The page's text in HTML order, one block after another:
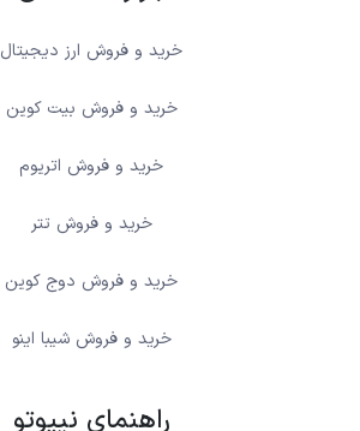
خرید و فروش ارز دیجیتال
خرید و فروش بیت کوین
خرید و فروش اتریوم
خرید و فروش تتر
خرید و فروش دوج کوین
خرید و فروش شیبا اینو
راهنمای نیپوتو